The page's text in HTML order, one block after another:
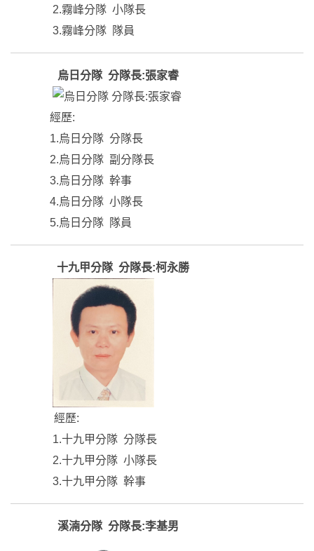
2.霧峰分隊 小隊長
3.霧峰分隊 隊員
烏日分隊 分隊長:張家睿
經歷:
1.烏日分隊 分隊長
2.烏日分隊 副分隊長
3.烏日分隊 幹事
4.烏日分隊 小隊長
5.烏日分隊 隊員
十九甲分隊 分隊長:柯永勝
經歷:
1.十九甲分隊 分隊長
2.十九甲分隊 小隊長
3.十九甲分隊 幹事
溪湳分隊 分隊長:李基男